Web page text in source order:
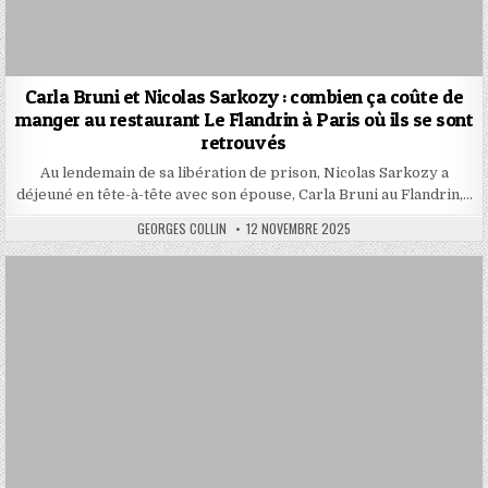
Carla Bruni et Nicolas Sarkozy : combien ça coûte de
manger au restaurant Le Flandrin à Paris où ils se sont
retrouvés
Au lendemain de sa libération de prison, Nicolas Sarkozy a
déjeuné en tête-à-tête avec son épouse, Carla Bruni au Flandrin,…
AUTHOR:
GEORGES COLLIN PUBLISHED
DATE:
12 NOVEMBRE 2025